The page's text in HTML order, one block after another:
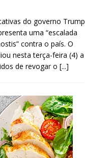
do governo Trump
uma “escalada
contra o país. O
nesta terça-feira (4) a
de revogar o [...]